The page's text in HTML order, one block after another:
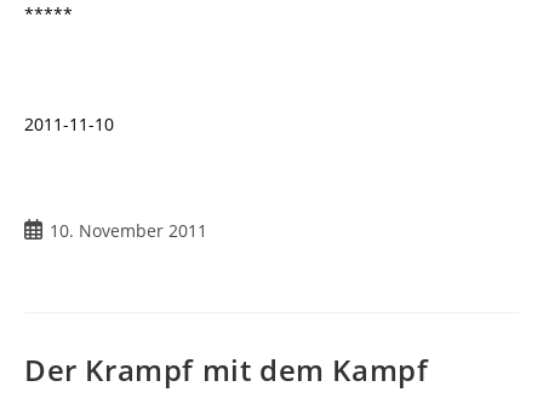
*****
2011-11-10
Beitrag10. November 2011
Der Krampf mit dem Kampf